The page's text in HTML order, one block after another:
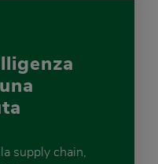
supply chain,